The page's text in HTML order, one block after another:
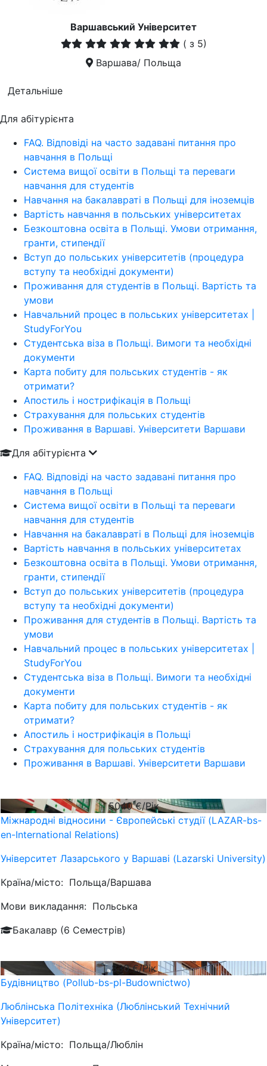
Варшавський Університет
( з 5)
Варшава/ Польща
Детальніше
Для абітурієнта
FAQ. Відповіді на часто задавані питання про
навчання в Польщі
Система вищої освіти в Польщі та переваги
навчання для студентів
Навчання на бакалавраті в Польщі для іноземців
Вартість навчання в польських університетах
Безкоштовна освіта в Польщі. Умови отримання,
гранти, стипендії
Вступ до польських університетів (процедура
вступу та необхідні документи)
Проживання для студентів в Польщі. Вартість та
умови
Навчальний процес в польських університетах |
StudyForYou
Студентська віза в Польщі. Вимоги та необхідні
документи
Карта побиту для польських студентів - як
отримати?
Апостиль і нострифікація в Польщі
Страхування для польських студентів
Проживання в Варшаві. Університети Варшави
Для абітурієнта
FAQ. Відповіді на часто задавані питання про
навчання в Польщі
Система вищої освіти в Польщі та переваги
навчання для студентів
Навчання на бакалавраті в Польщі для іноземців
Вартість навчання в польських університетах
Безкоштовна освіта в Польщі. Умови отримання,
гранти, стипендії
Вступ до польських університетів (процедура
вступу та необхідні документи)
Проживання для студентів в Польщі. Вартість та
умови
Навчальний процес в польських університетах |
StudyForYou
Студентська віза в Польщі. Вимоги та необхідні
документи
Карта побиту для польських студентів - як
отримати?
Апостиль і нострифікація в Польщі
Страхування для польських студентів
Проживання в Варшаві. Університети Варшави
5040€/Рік
Міжнародні відносини - Європейські студії (LAZAR-bs-
en-International Relations)
Університет Лазарського у Варшаві (Lazarski University)
Країна/місто: Польща/Варшава
Мови викладання: Польська
Бакалавр (6 Семестрів)
830€/Рік
Будівництво (Pollub-bs-pl-Budownictwo)
Люблiнська Політехніка (Люблінський Технічний
Університет)
Країна/місто: Польща/Люблін